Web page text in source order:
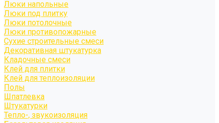
Люки напольные
Люки под плитку
Люки потолочные
Люки противопожарные
Сухие строительные смеси
Декоративная штукатурка
Кладочные смеси
Клей для плитки
Клей для теплоизоляции
Полы
Шпатлевка
Штукатурки
Тепло-, звукоизоляция